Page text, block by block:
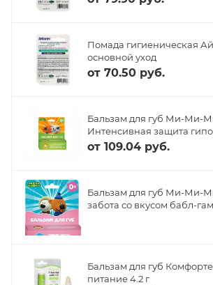
Помада гигиеническая
основной уход
от 70.50 руб.
Бальзам для губ Ми-Ми-
Интенсивная защита
от 109.04 руб.
Бальзам для губ Ми-Ми-
забота со вкусом бабл-
Бальзам для губ
питание 4.2 г